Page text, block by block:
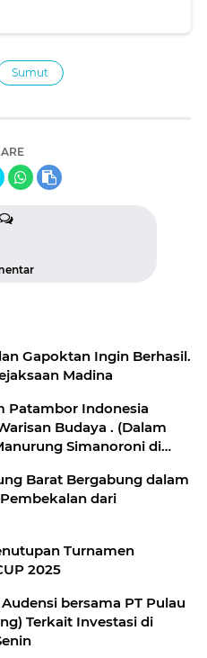
Sumut
Gapoktan Ingin Berhasil.
Madina
Patambor Indonesia
Budaya . (Dalam
Simanoroni di
Barat Bergabung dalam
dari
Turnamen
2025
bersama PT Pulau
Terkait Investasi di